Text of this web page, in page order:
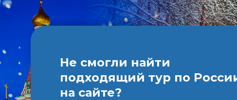
Не смогли найти
подходящий тур по
на сайте?